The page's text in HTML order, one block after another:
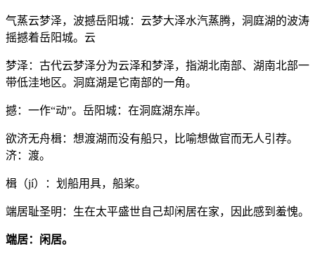
气蒸云梦泽，波撼岳阳城：云梦大泽水汽蒸腾，洞庭湖的波涛
摇撼着岳阳城。云
梦泽：古代云梦泽分为云泽和梦泽，指湖北南部、湖南北部一
带低洼地区。洞庭湖是它南部的一角。
撼：一作“动”。岳阳城：在洞庭湖东岸。
欲济无舟楫：想渡湖而没有船只，比喻想做官而无人引荐。
济：渡。
楫（jí）：划船用具，船桨。
端居耻圣明：生在太平盛世自己却闲居在家，因此感到羞愧。
端居：闲居。